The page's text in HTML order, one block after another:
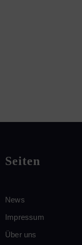
Seiten
News
Impressum
Über uns